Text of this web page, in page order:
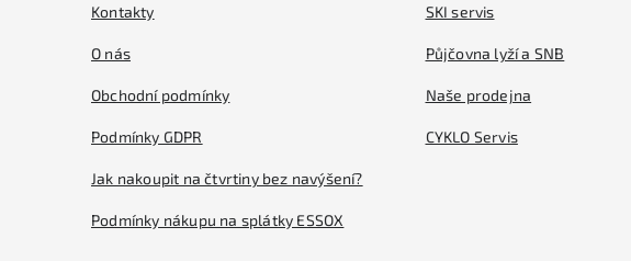
Kontakty
O nás
Obchodní podmínky
Podmínky GDPR
Jak nakoupit na čtvrtiny bez navýšení?
Podmínky nákupu na splátky ESSOX
SKI servis
Půjčovna lyží a SNB
Naše prodejna
CYKLO Servis